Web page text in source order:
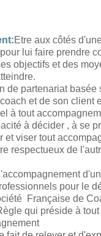
:Etre aux côtés
lui faire prendre
objectifs et des
de partenariat basée
et de son client
à tout
à décider , à se
et viser tout
respectueux de
pour le
Française de
qui préside à tout